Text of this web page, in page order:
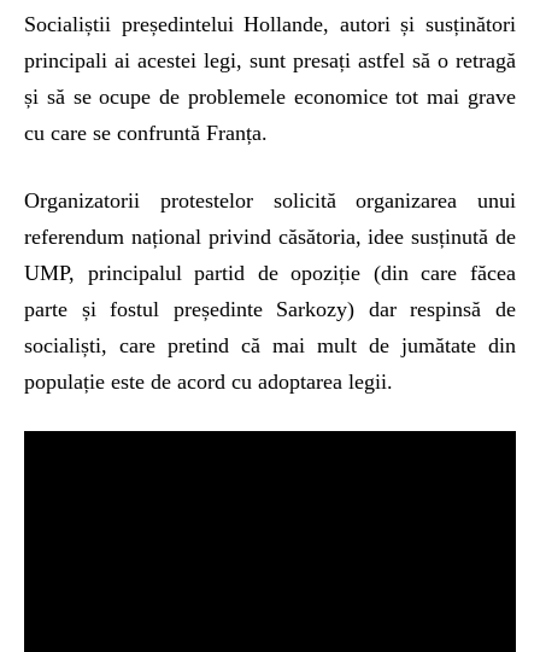
Socialiștii președintelui Hollande, autori și susținători
principali ai acestei legi, sunt presați astfel să o retragă
și să se ocupe de problemele economice tot mai grave
cu care se confruntă Franța.
Organizatorii protestelor solicită organizarea unui
referendum național privind căsătoria, idee susținută de
UMP, principalul partid de opoziție (din care făcea
parte și fostul președinte Sarkozy) dar respinsă de
socialiști, care pretind că mai mult de jumătate din
populație este de acord cu adoptarea legii.